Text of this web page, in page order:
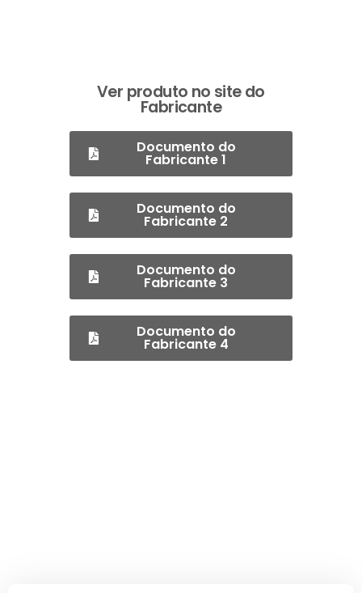
Ver produto no site do
Fabricante
Documento do
Fabricante 1
Documento do
Fabricante 2
Documento do
Fabricante 3
Documento do
Fabricante 4